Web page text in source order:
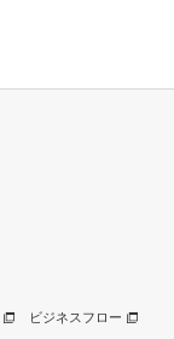
ビジネスフロー